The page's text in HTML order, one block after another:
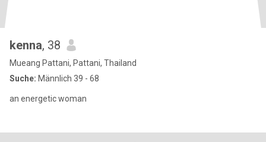
kenna, 38
Mueang Pattani, Pattani, Thailand
Suche: Männlich 39 - 68
an energetic woman